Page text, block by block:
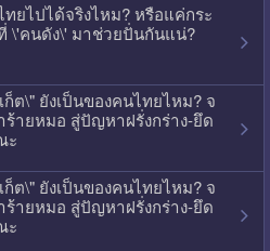
ทยไปได้จริงไหม? หรือแค่กระ
\'คนดัง\' มาช่วยปั่นกันแน่?
ก็ต\" ยังเป็นของคนไทยไหม? จ
ร้ายหมอ สู่ปัญหาฝรั่งกร่าง-ยึด
ะ
ก็ต\" ยังเป็นของคนไทยไหม? จ
ร้ายหมอ สู่ปัญหาฝรั่งกร่าง-ยึด
ะ